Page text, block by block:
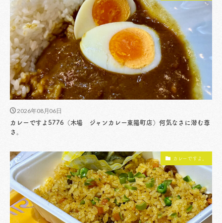
2026年08月06日
カレーですよ5776（木場 ジャンカレー東陽町店）何気なさに潜む尊
さ。
カレーですよ。